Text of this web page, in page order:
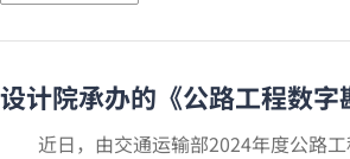
设计院承办的《公路工程数
近日，由交通运输部2024年度公路工